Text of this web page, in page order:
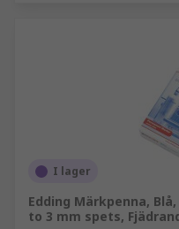
I lager
Edding Märkpenna,
to 3 mm spets,